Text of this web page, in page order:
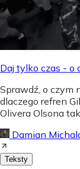
Daj tylko czas - o
Sprawdź, o czym
dlaczego refren
Olivera Olsona
Damian
Teksty